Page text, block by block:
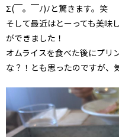
Σ(￣。￣ﾉ)ﾉと驚きます。笑
そして最近はとーっても美味
ができました！
オムライスを食べた後にプリ
な？！とも思ったのですが、